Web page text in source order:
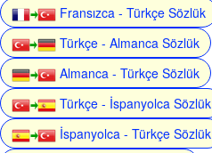
Fransızca - Türkçe Sözlük
Türkçe - Almanca Sözlük
Almanca - Türkçe Sözlük
Türkçe - İspanyolca Sözlük
İspanyolca - Türkçe Sözlük